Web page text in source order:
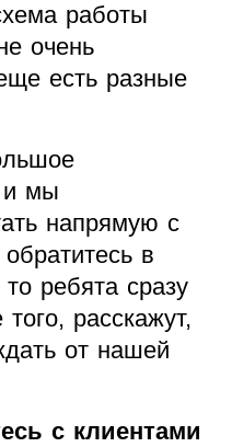
работы
очень
есть разные
и мы
напрямую с
в
ребята сразу
расскажут,
от нашей
с клиентами